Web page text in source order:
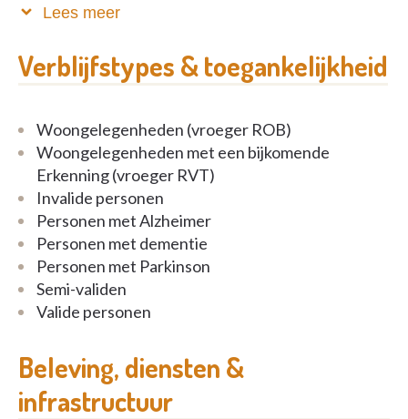
animée et le calme de notre petit coin de verdure.
Le chef et son équipe vous proposent chaque jour
un menu frais et raffiné, concocté sur place, en
Pour une bonne dose d’énergie supplémentaire,
participez à une des animations. Elles sont variées,
comme les ateliers, la gymnastique, les sorties … Ou
installez-vous confortablement pour lire un livre
dans la bibliothèque !
Lees meer
Verblijfstypes & toegankelijkheid
Woongelegenheden (vroeger ROB)
Woongelegenheden met een bijkomende
Erkenning (vroeger RVT)
Invalide personen
Personen met Alzheimer
Personen met dementie
Personen met Parkinson
Semi-validen
Valide personen
Beleving, diensten &
infrastructuur